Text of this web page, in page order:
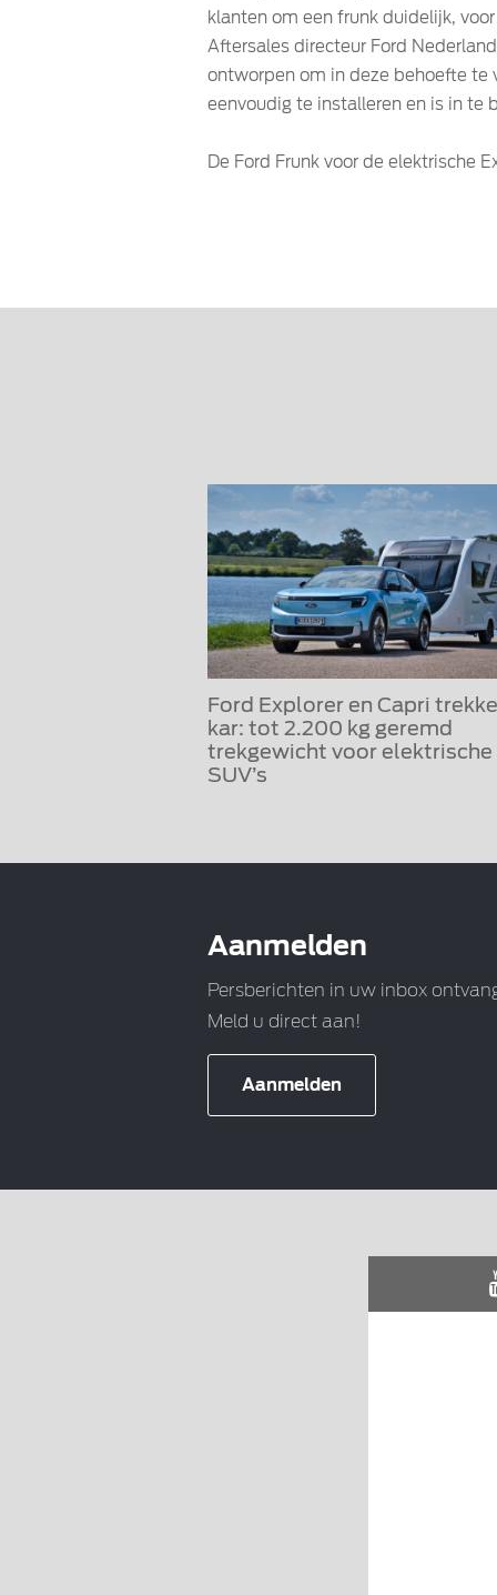
klanten om een frunk duidelijk,
Aftersales directeur Ford
ontworpen om in deze behoefte te
eenvoudig te installeren en is in te
De Ford Frunk voor de elektrische
Ford Explorer en Capri
kar: tot 2.200 kg geremd
trekgewicht voor elektrische
SUV’s
Aanmelden
Persberichten in uw inbox
Meld u direct aan!
Aanmelden